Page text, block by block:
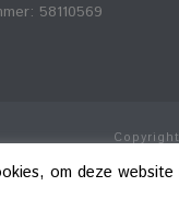
58110569
om deze